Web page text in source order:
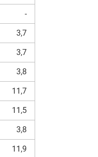
-
3,7
3,7
3,8
11,7
11,5
3,8
11,9